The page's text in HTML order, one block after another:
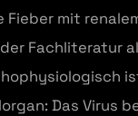
Fieber mit
Fachliteratur
Das Virus